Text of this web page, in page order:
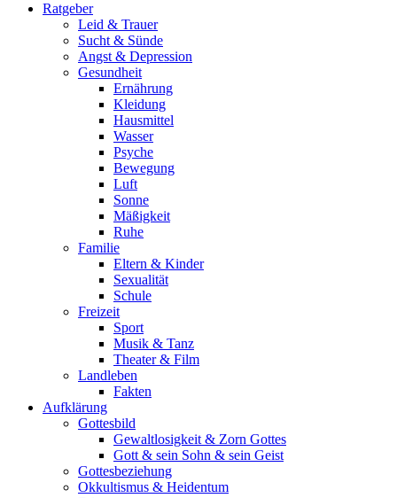
Ratgeber
Leid & Trauer
Sucht & Sünde
Angst & Depression
Gesundheit
Ernährung
Kleidung
Hausmittel
Wasser
Psyche
Bewegung
Luft
Sonne
Mäßigkeit
Ruhe
Familie
Eltern & Kinder
Sexualität
Schule
Freizeit
Sport
Musik & Tanz
Theater & Film
Landleben
Fakten
Aufklärung
Gottesbild
Gewaltlosigkeit & Zorn Gottes
Gott & sein Sohn & sein Geist
Gottesbeziehung
Okkultismus & Heidentum